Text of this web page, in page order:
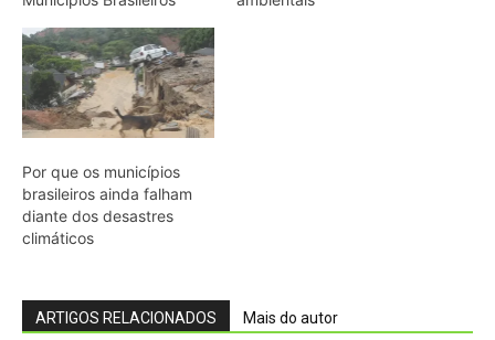
Galo-da-serra reúne machos em arena
coletiva e usa crista sobre o bico para
disputar a escolha da fêmea
Araponga combina caixa torácica
adaptada e canto metálico para
alcançar a fêmea na floresta
Curicaca enfia o bico curvo no solo
Jacaré-açu usa osteodermos